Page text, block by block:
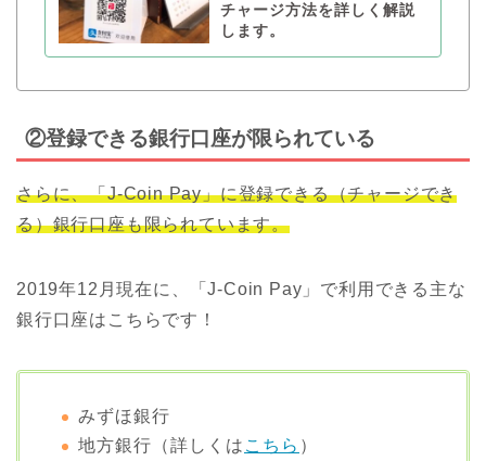
チャージ方法を詳しく解説
します。
②登録できる銀行口座が限られている
さらに、「J-Coin Pay」に登録できる（チャージでき
る）銀行口座も限られています。
2019年12月現在に、「J-Coin Pay」で利用できる主な
銀行口座はこちらです！
みずほ銀行
地方銀行（詳しくは こちら ）